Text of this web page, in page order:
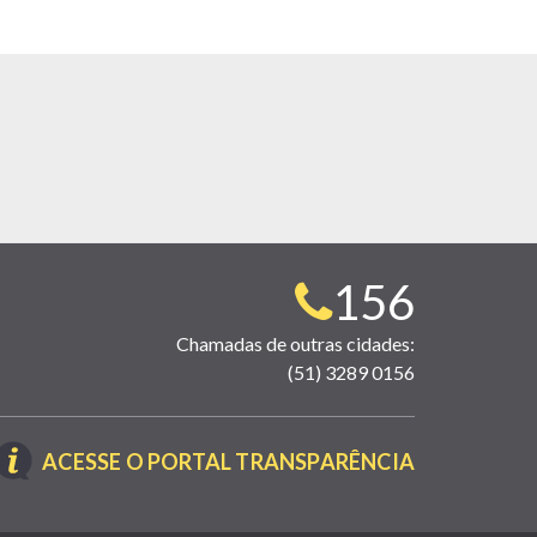
Telefone
para
contato:
156
Chamadas de outras cidades:
(51) 3289 0156
ACESSE O PORTAL TRANSPARÊNCIA(LINK